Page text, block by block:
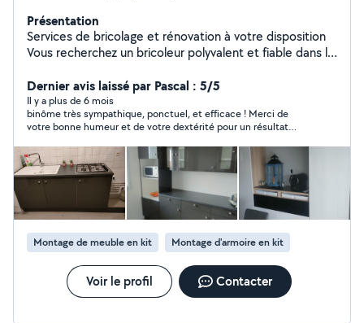
Présentation
Services de bricolage et rénovation à votre disposition
Vous recherchez un bricoleur polyvalent et fiable dans la
expérience à votre service : Peinture & décoration
Électricité & plomberie Cuisine & menuiserie Véranda &
aménagement intérieur Domotique & informatique
Montage et configuration d'alarmes Jardinage : taille,
tonte, entretien ️ Outillé, mobile et disponible les week-
ends. Mon PLUS : Je travaille en duo avec ma
compagne nous garantissons une qualité de finition
irréprochable et un nettoyage soigné après chaque
chantier. Notre spécialité : la décoration et le
rafraîchissement intérieur pour donner une nouvelle vie
à vos espaces. Contactez moi dès maintenant pour plus
d'informations et un devis personnalisé ! La satisfaction
de nos clients est notre meilleure publicité !
Dernier avis laissé par Pascal : 5/5
Il y a plus de 6 mois
binôme très sympathique, ponctuel, et efficace ! Merci de
votre bonne humeur et de votre dextérité pour un résultat
Montage de meuble en kit Montage d'armoire en kit
Voir le profil Contacter